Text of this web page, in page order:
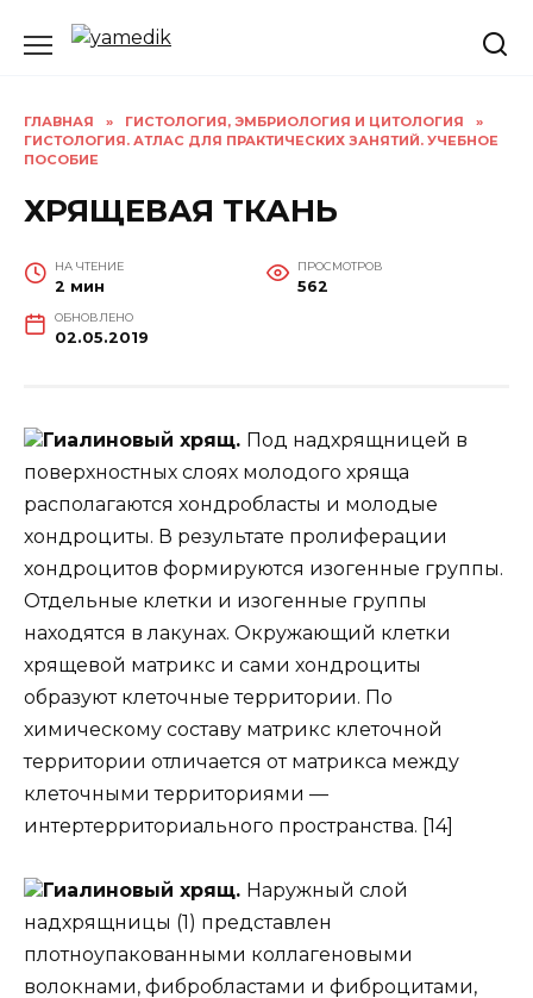
ГЛАВНАЯ » ГИСТОЛОГИЯ, ЭМБРИОЛОГИЯ И ЦИТОЛОГИЯ
»
ГИСТОЛОГИЯ. АТЛАС ДЛЯ ПРАКТИЧЕСКИХ ЗАНЯТИЙ. УЧЕБНОЕ
ПОСОБИЕ
ХРЯЩЕВАЯ ТКАНЬ
НА ЧТЕНИЕ
2 мин
ПРОСМОТРОВ
562
ОБНОВЛЕНО
02.05.2019
Гиалиновый хрящ. Под надхрящницей в
поверхностных слоях молодого хряща
располагаются хондробласты и молодые
хондроциты. В результате пролиферации
хондроцитов формируются изогенные группы.
Отдельные клетки и изогенные группы
находятся в лакунах. Окружающий клетки
хрящевой матрикс и сами хондроциты
образуют клеточные территории. По
химическому составу матрикс клеточной
территории отличается от матрикса между
клеточными территориями —
интертерриториального пространства. [14]
Гиалиновый хрящ. Наружный слой
надхрящницы (1) представлен
плотноупакованными коллагеновыми
волокнами, фибробластами и фиброцитами,